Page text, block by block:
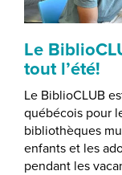
Le
tout l’été!
Le BiblioCLUB
québécois pour
bibliothèques
enfants et les
pendant les